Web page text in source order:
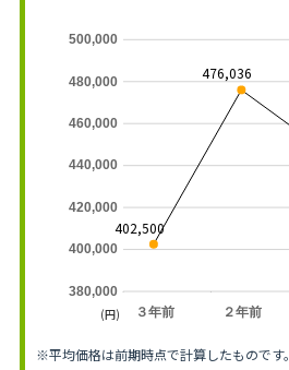
３年前 ２年前
380,000
400,000
420,000
440,000
460,000
480,000
500,000
402,500
476,036
(円)
※平均価格は前期時点で計算したものです。